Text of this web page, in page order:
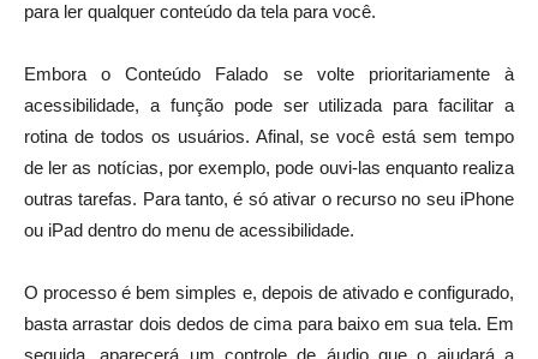
para ler qualquer conteúdo da tela para você.
Embora o Conteúdo Falado se volte prioritariamente à
acessibilidade, a função pode ser utilizada para facilitar a
rotina de todos os usuários. Afinal, se você está sem tempo
de ler as notícias, por exemplo, pode ouvi-las enquanto realiza
outras tarefas. Para tanto, é só ativar o recurso no seu iPhone
ou iPad dentro do menu de acessibilidade.
O processo é bem simples e, depois de ativado e configurado,
basta arrastar dois dedos de cima para baixo em sua tela. Em